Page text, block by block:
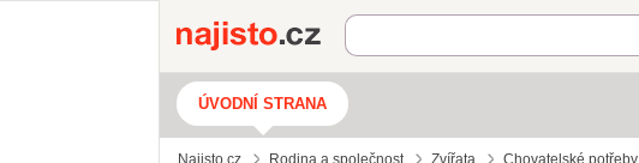
Najisto.cz
ÚVODNÍ STRANA
Najisto.cz Rodina a společnost Zvířata Chovatelské potřeby